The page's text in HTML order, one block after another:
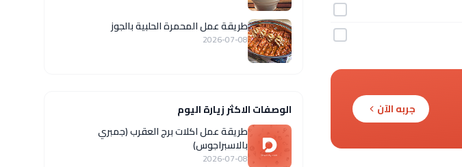
جربه الآن
طريقة عمل المحمرة الحلبية بالجوز
2026-07-08
الوصفات الاكثر زيارة اليوم
طريقة عمل اكلات برج العقرب (جمبري
بالاسبراجوس)
2026-07-08